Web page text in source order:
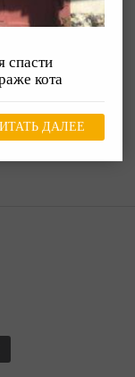
спасти
кота
ДАЛЕЕ